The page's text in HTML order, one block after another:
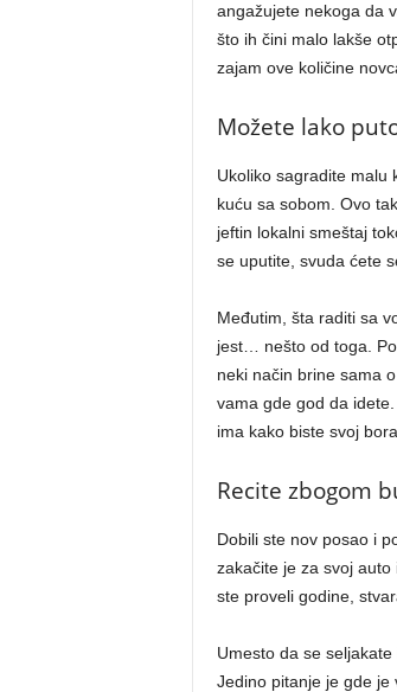
angažujete nekoga da
što ih čini malo lakše
zajam ove količine
Možete lako
Ukoliko sagradite malu
kuću sa sobom. Ovo
jeftin lokalni smeštaj
se uputite, svuda ćete
Međutim, šta raditi sa
jest… nešto od toga.
neki način brine sama
vama gde god da
ima kako biste svoj
Recite zbogom
Dobili ste nov posao i
zakačite je za svoj
ste proveli godine,
Umesto da se
Jedino pitanje je gde je